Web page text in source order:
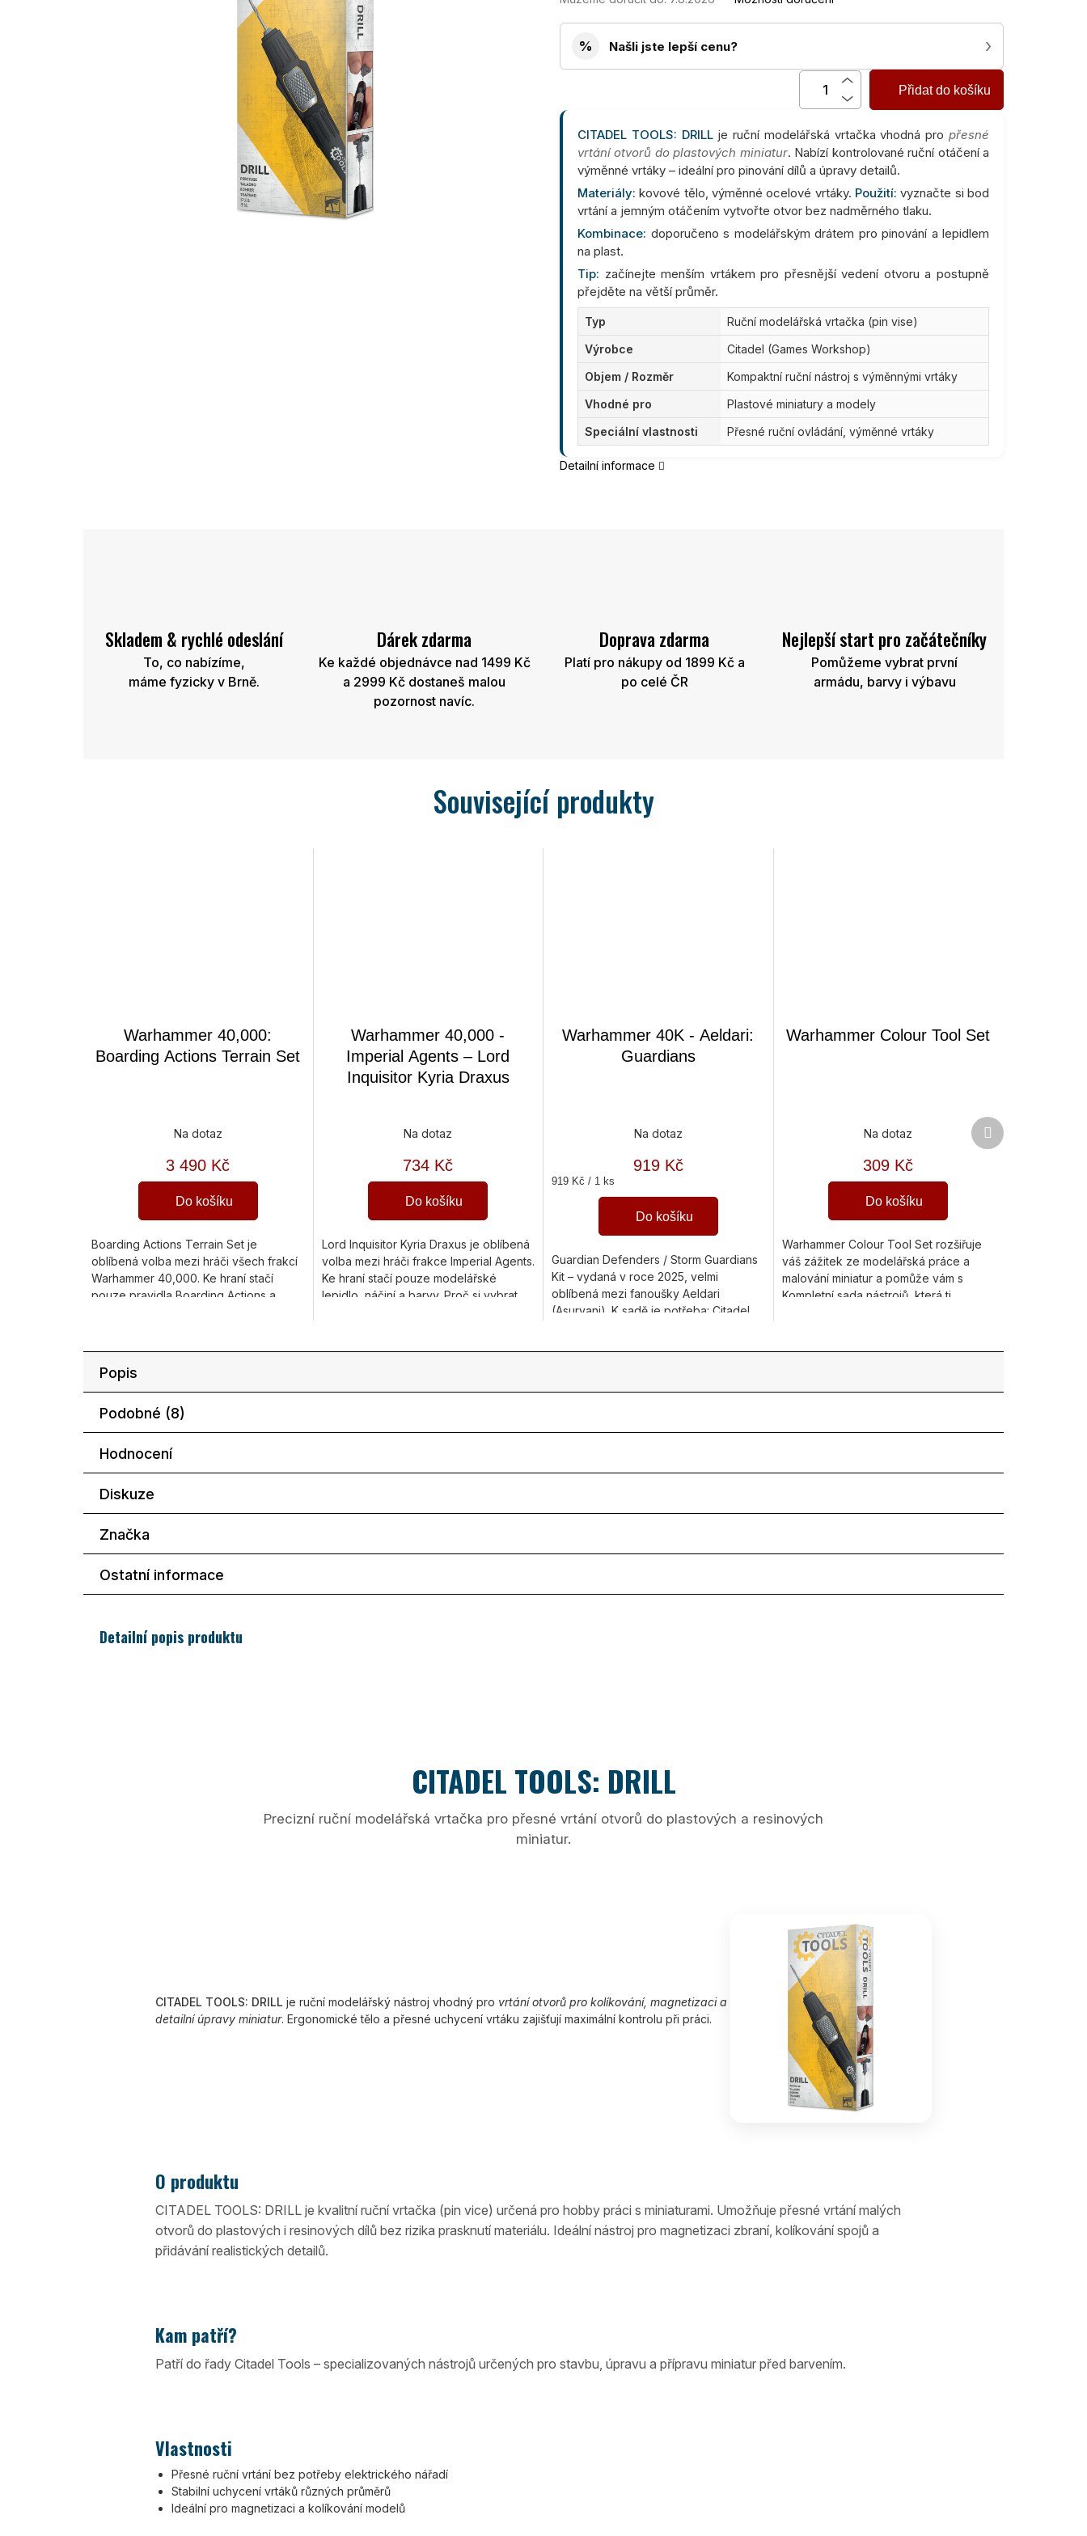
% Našli jste lepší cenu? ›
Přidat do košíku
CITADEL TOOLS: DRILLje ruční modelářská vrtačka vhodná propřesné
vrtání otvorů do plastových miniatur. Nabízí kontrolované ruční otáčení a
výměnné vrtáky – ideální pro pinování dílů a úpravy detailů.
Materiály: kovové tělo, výměnné ocelové vrtáky. Použití: vyznačte si bod
vrtání a jemným otáčením vytvořte otvor bez nadměrného tlaku.
Kombinace: doporučeno s modelářským drátem pro pinování a lepidlem
na plast.
Tip: začínejte menším vrtákem pro přesnější vedení otvoru a postupně
přejděte na větší průměr.
Typ
Ruční modelářská vrtačka (pin vise)
Výrobce
Citadel (Games Workshop)
Objem / Rozměr
Kompaktní ruční nástroj s výměnnými vrtáky
Vhodné pro
Plastové miniatury a modely
Speciální vlastnosti
Přesné ruční ovládání, výměnné vrtáky
Detailní informace
Skladem & rychlé odeslání
To, co nabízíme,
máme fyzicky v Brně.
Dárek zdarma
Ke každé objednávce nad 1499 Kč
a 2999 Kč dostaneš malou
pozornost navíc.
Doprava zdarma
Platí pro nákupy od 1899 Kč a
po celé ČR
Nejlepší start pro začátečníky
Pomůžeme vybrat první
armádu, barvy i výbavu
Související produkty
Warhammer 40,000:
Boarding Actions Terrain Set
Na dotaz
3 490 Kč
Do košíku
Boarding Actions Terrain Set je
oblíbená volba mezi hráči všech frakcí
Warhammer 40,000. Ke hraní stačí
pouze pravidla Boarding Actions a
Warhammer 40,000 -
Imperial Agents – Lord
Inquisitor Kyria Draxus
Na dotaz
734 Kč
Do košíku
Lord Inquisitor Kyria Draxus je oblíbená
volba mezi hráči frakce Imperial Agents.
Ke hraní stačí pouze modelářské
lepidlo, náčiní a barvy. Proč si vybrat
Warhammer 40K - Aeldari:
Guardians
Na dotaz
919 Kč
Měrná
919 Kč / 1 ks
Do košíku
Guardian Defenders / Storm Guardians
Kit – vydaná v roce 2025, velmi
oblíbená mezi fanoušky Aeldari
(Asuryani). K sadě je potřeba: Citadel
Warhammer Colour Tool Set
Na dotaz
309 Kč
Do košíku
Warhammer Colour Tool Set rozšiřuje
váš zážitek ze modelářská práce a
malování miniatur a pomůže vám s
Kompletní sada nástrojů, která ti
Další
produkt
Popis
Podobné (8)
Hodnocení
Diskuze
Značka
Ostatní informace
Detailní popis produktu
CITADEL TOOLS: DRILL
Precizní ruční modelářská vrtačka pro přesné vrtání otvorů do plastových a resinových
miniatur.
CITADEL TOOLS: DRILL je ruční modelářský nástroj vhodný pro vrtání otvorů pro kolíkování, magnetizaci a
detailní úpravy miniatur. Ergonomické tělo a přesné uchycení vrtáku zajišťují maximální kontrolu při práci.
O produktu
CITADEL TOOLS: DRILL je kvalitní ruční vrtačka (pin vice) určená pro hobby práci s miniaturami. Umožňuje přesné vrtání malých
otvorů do plastových i resinových dílů bez rizika prasknutí materiálu. Ideální nástroj pro magnetizaci zbraní, kolíkování spojů a
přidávání realistických detailů.
Kam patří?
Patří do řady Citadel Tools – specializovaných nástrojů určených pro stavbu, úpravu a přípravu miniatur před barvením.
Vlastnosti
Přesné ruční vrtání bez potřeby elektrického nářadí
Stabilní uchycení vrtáků různých průměrů
Ideální pro magnetizaci a kolíkování modelů